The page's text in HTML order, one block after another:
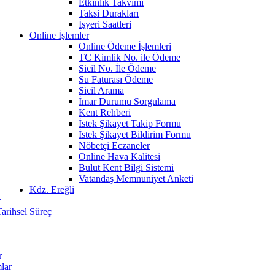
Etkinlik Takvimi
Taksi Durakları
İşyeri Saatleri
Online İşlemler
Online Ödeme İşlemleri
TC Kimlik No. ile Ödeme
Sicil No. İle Ödeme
Su Faturası Ödeme
Sicil Arama
İmar Durumu Sorgulama
Kent Rehberi
İstek Şikayet Takip Formu
İstek Şikayet Bildirim Formu
Nöbetçi Eczaneler
Online Hava Kalitesi
Bulut Kent Bilgi Sistemi
Vatandaş Memnuniyet Anketi
Kdz. Ereğli
Süreç